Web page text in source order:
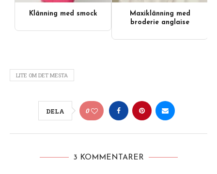
Videoinnehåll
Klänning med smock
Maxiklänning med
broderie anglaise
LITE OM DET MESTA
DELA 0
3 KOMMENTARER